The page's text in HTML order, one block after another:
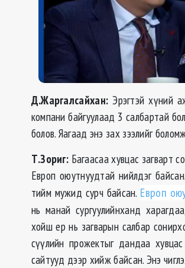
Д.Жаргалсайхан: Эрэгтэй хүний
компани байгуулаад 3 салбартай
болов. Яагаад энэ зах зээлийг
Т.Зориг: Багаасаа хувцас загварт
Европ оюутнуудтай нийлдэг
тийм мужид сурч байсан. Европ
нь манай сургуулийнханд
хойш ер нь загварын салбар
сүүлийн прожектыг дандаа
сайтууд дээр хийж байсан. Энэ